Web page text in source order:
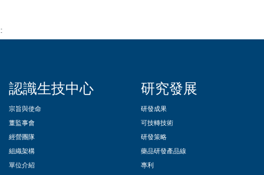
認識生技中心
宗旨與使命
董監事會
經營團隊
組織架構
單位介紹
研究發展
研發成果
可技轉技術
研發策略
藥品研發產品線
專利